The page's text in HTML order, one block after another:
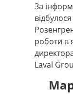
За
роботи в
Laval